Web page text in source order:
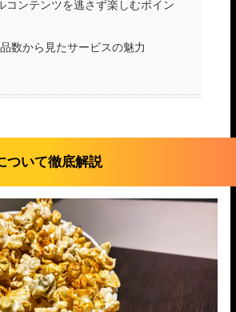
コンテンツを逃さず楽しむポイン
数から見たサービスの魅力
ついて徹底解説